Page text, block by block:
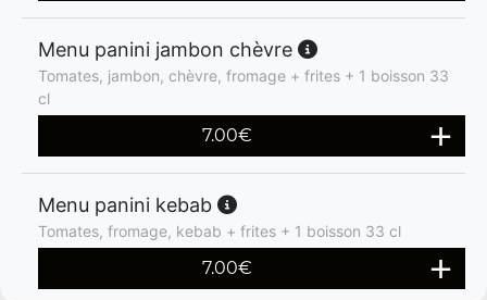
Menu panini jambon chèvre
Tomates, jambon, chèvre, fromage + frites + 1 boisson 33
cl
7.00€
Menu panini kebab
Tomates, fromage, kebab + frites + 1 boisson 33 cl
7.00€